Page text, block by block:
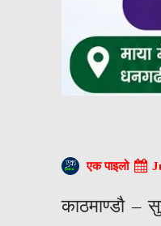
एक पाइलो
काठमाण्डौ –